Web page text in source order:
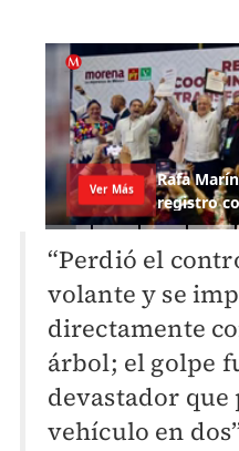
“Perdió el
volante y se
directamente
árbol; el golpe
devastador
vehículo en